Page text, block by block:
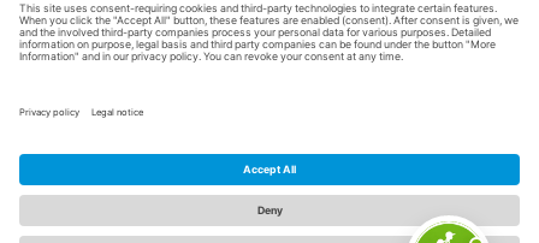
Afdruk |Privacybeleid|Verklaring van toegankelijkheid
E: info@sauerland.com
Cookie-Einstellungen